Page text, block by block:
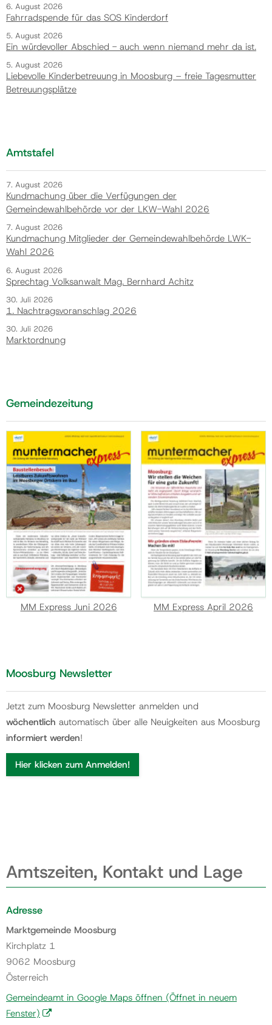
6. August 2026
Fahrradspende für das SOS Kinderdorf
5. August 2026
Ein würdevoller Abschied - auch wenn niemand mehr da ist.
5. August 2026
Liebevolle Kinderbetreuung in Moosburg – freie Tagesmutter
Betreuungsplätze
Amtstafel
7. August 2026
Kundmachung über die Verfügungen der
Gemeindewahlbehörde vor der LKW-Wahl 2026
7. August 2026
Kundmachung Mitglieder der Gemeindewahlbehörde LWK-
Wahl 2026
6. August 2026
Sprechtag Volksanwalt Mag. Bernhard Achitz
30. Juli 2026
1. Nachtragsvoranschlag 2026
30. Juli 2026
Marktordnung
Gemeindezeitung
MM Express Juni 2026 MM Express April 2026
Moosburg Newsletter
Jetzt zum Moosburg Newsletter anmelden und
wöchentlich automatisch über alle Neuigkeiten aus Moosburg
informiert werden!
Hier klicken zum Anmelden!
Amtszeiten, Kontakt und Lage
Adresse
Marktgemeinde Moosburg
Kirchplatz 1
9062 Moosburg
Österreich
Gemeindeamt in Google Maps öffnen (Öffnet in neuem
Fenster)